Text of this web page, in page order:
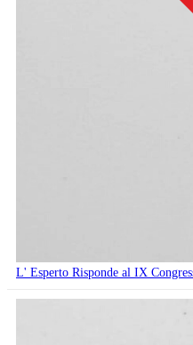
L' Esperto Risponde al IX